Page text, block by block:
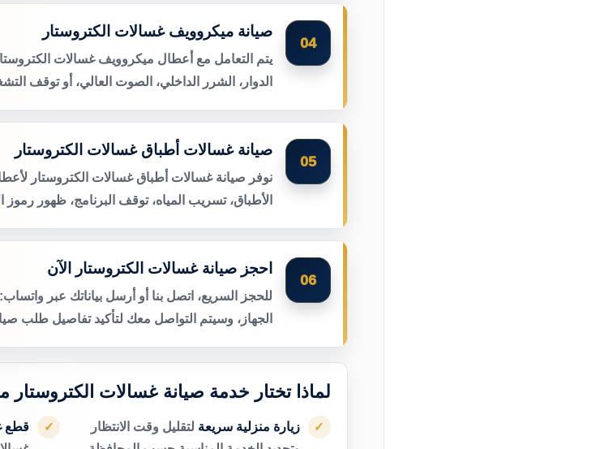
04
صيانة ميكروويف غسالات الكتروستار
يتم التعامل مع أعطال ميكروويف غسالات
الدوار، الشرر الداخلي، الصوت العالي، أو توقف
05
صيانة غسالات أطباق غسالات الكتروستار
نوفر صيانة غسالات أطباق غسالات الكتروستار
الأطباق، تسريب المياه، توقف البرنامج، ظهور
06
احجز صيانة غسالات الكتروستار الآن
للحجز السريع، اتصل بنا أو أرسل بياناتك عبر
الجهاز، وسيتم التواصل معك لتأكيد تفاصيل طلب
لماذا تختار خدمة صيانة غسالات الكتروستار
✓ زيارة منزلية سريعة لتقليل وقت الانتظار
✓ قطع